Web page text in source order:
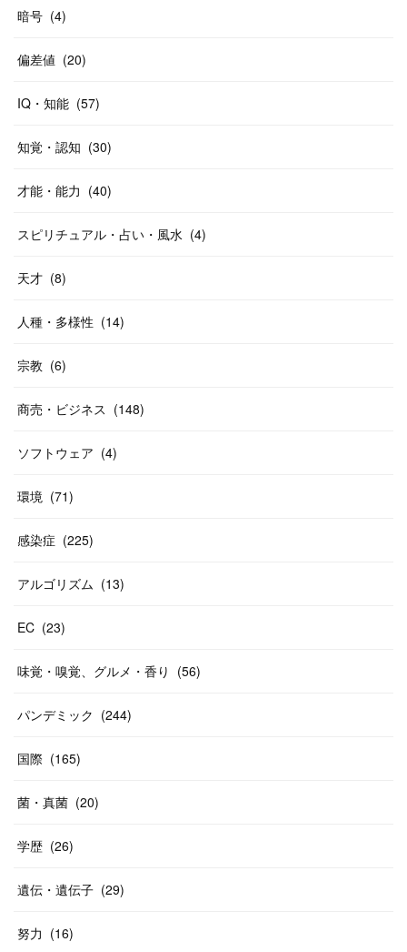
暗号 (4)
偏差値 (20)
IQ・知能 (57)
知覚・認知 (30)
才能・能力 (40)
スピリチュアル・占い・風水 (4)
天才 (8)
人種・多様性 (14)
宗教 (6)
商売・ビジネス (148)
ソフトウェア (4)
環境 (71)
感染症 (225)
アルゴリズム (13)
EC (23)
味覚・嗅覚、グルメ・香り (56)
パンデミック (244)
国際 (165)
菌・真菌 (20)
学歴 (26)
遺伝・遺伝子 (29)
努力 (16)